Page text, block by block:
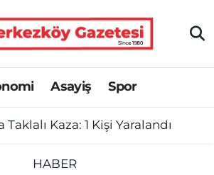
Asayiş Spor
Taklalı Kaza: 1 Kişi Yaralandı
HABER
Eczaneler
Durumu
Vakitleri
Yoğunluk Haritası